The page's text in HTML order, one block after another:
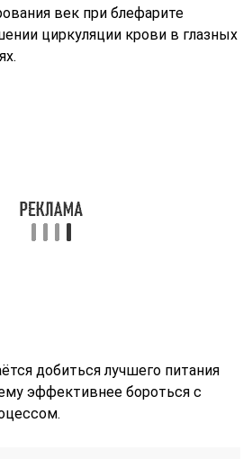
век при блефарите
циркуляции крови в глазных
добиться лучшего питания
эффективнее бороться с